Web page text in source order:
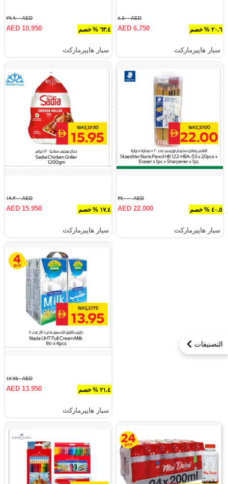
التصنيفات
٢٠.٦ % خصم
AED ٨.٥٠٠
AED 6.750
سبار هايبرماركت
٦٣.٤ % خصم
AED ٢٩.٩٠٠
AED 10.950
سبار هايبرماركت
٤٠.٥ % خصم
AED ٣٧.٠٠٠
AED 22.000
سبار هايبرماركت
١٧.٤ % خصم
AED ١٩.٣٠٠
AED 15.950
سبار هايبرماركت
٢١.٤ % خصم
AED ١٧.٧٥٠
AED 13.950
سبار هايبرماركت